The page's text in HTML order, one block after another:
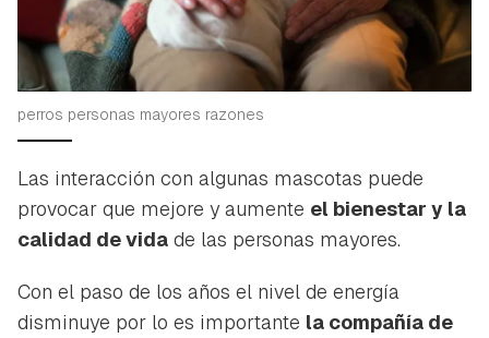
perros personas mayores razones
Las interacción con algunas mascotas puede
provocar que mejore y aumente el bienestar y la
calidad de vida de las personas mayores.
Con el paso de los años el nivel de energía
disminuye por lo es importante la compañía de